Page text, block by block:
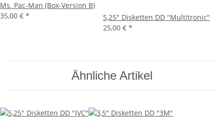
Ms. Pac-Man (Box-Version B)
35,00 € *
5,25" Disketten DD "Multitronic"
25,00 € *
Ähnliche Artikel